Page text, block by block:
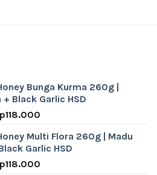
Bunga Kurma 260g |
Black Garlic HSD
118.000Current
is:
Rp118.000.
Multi Flora 260g | Madu
Garlic HSD
118.000Current